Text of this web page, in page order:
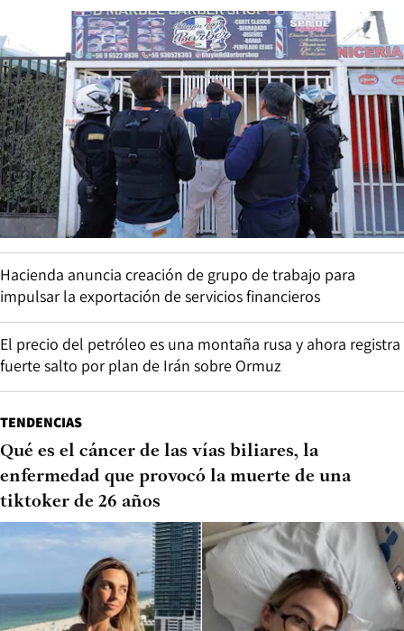
Hacienda anuncia creación de grupo de trabajo para
impulsar la exportación de servicios financieros
El precio del petróleo es una montaña rusa y ahora registra
fuerte salto por plan de Irán sobre Ormuz
TENDENCIAS
Qué es el cáncer de las vías biliares, la
enfermedad que provocó la muerte de una
tiktoker de 26 años